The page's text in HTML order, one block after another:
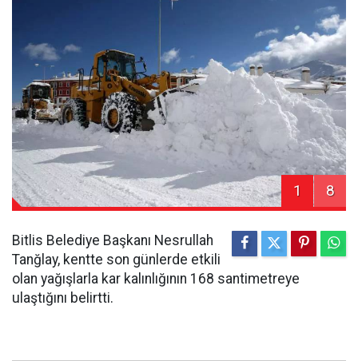
1 8
Bitlis Belediye Başkanı Nesrullah
Tanğlay, kentte son günlerde etkili
olan yağışlarla kar kalınlığının 168 santimetreye
ulaştığını belirtti.